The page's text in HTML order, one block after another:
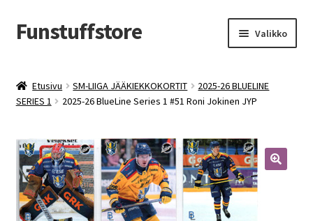
Siirry
navigointiin
Siirry
sisältöön
Funstuffstore Valikko
Etusivu SM-LIIGA JÄÄKIEKKOKORTIT
2025-26 BLUELINE
SERIES 1
2025-26 BlueLine Series 1 #51 Roni Jokinen JYP